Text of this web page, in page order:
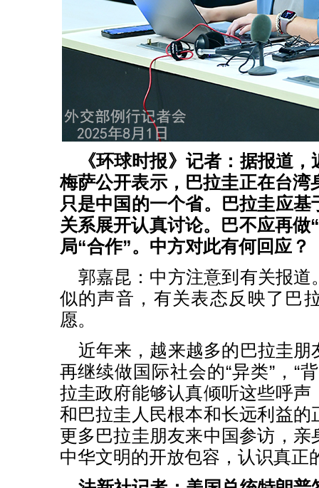
《环球时报》记者：据报道
梅萨公开表示，巴拉圭正在台湾
只是中国的一个省。巴拉圭应
关系展开认真讨论。巴不应再做
局“合作”。中方对此有何回应？
郭嘉昆：中方注意到有关报
似的声音，有关表态反映了巴
愿。
近年来，越来越多的巴拉圭
再继续做国际社会的“异类”，“
拉圭政府能够认真倾听这些呼声
和巴拉圭人民根本和长远利益的
更多巴拉圭朋友来中国参访，
中华文明的开放包容，认识真正